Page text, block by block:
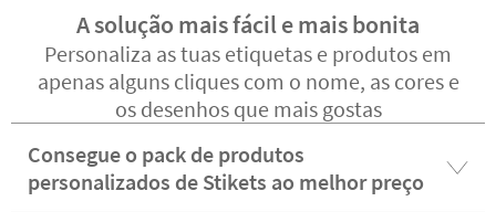
A solução mais fácil e mais bonita
Personaliza as tuas etiquetas e produtos em
apenas alguns cliques com o nome, as cores e
os desenhos que mais gostas
Consegue o pack de produtos
personalizados de Stikets ao melhor preço